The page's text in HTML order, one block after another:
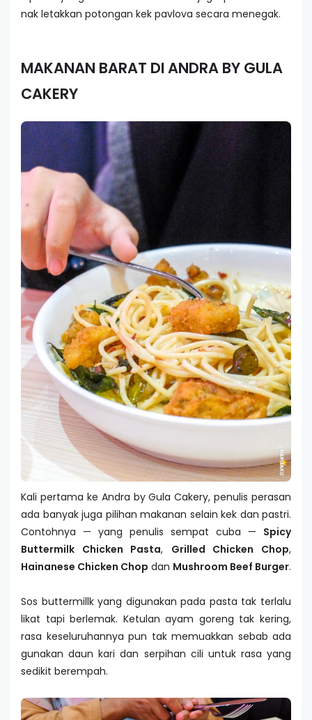
nak letakkan potongan kek pavlova secara menegak.
MAKANAN BARAT DI ANDRA BY GULA
CAKERY
Kali pertama ke Andra by Gula Cakery, penulis perasan
ada banyak juga pilihan makanan selain kek dan pastri.
Contohnya — yang penulis sempat cuba — Spicy
Buttermilk Chicken Pasta, Grilled Chicken Chop,
Hainanese Chicken Chop dan Mushroom Beef Burger.
Sos buttermillk yang digunakan pada pasta tak terlalu
likat tapi berlemak. Ketulan ayam goreng tak kering,
rasa keseluruhannya pun tak memuakkan sebab ada
gunakan daun kari dan serpihan cili untuk rasa yang
sedikit berempah.